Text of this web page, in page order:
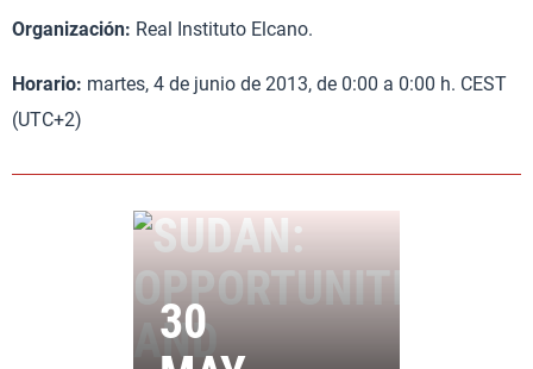
Organización: Real Instituto Elcano.
Horario: martes, 4 de junio de 2013, de 0:00 a 0:00 h. CEST
(UTC+2)